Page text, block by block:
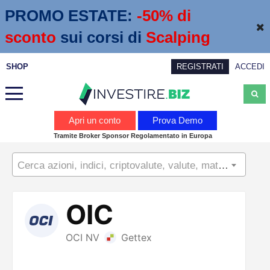
PROMO ESTATE: -50% di
sconto sui corsi di Scalping
SHOP REGISTRATI ACCEDI
Calendario economico
Servizi
Apri un conto Prova Demo
Tramite Broker Sponsor Regolamentato in Europa
Cerca azioni, indici, criptovalute, valute, materie prime...